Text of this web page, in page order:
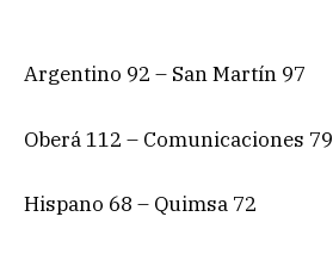
Argentino 92 – San Martín 97
Oberá 112 – Comunicaciones 79
Hispano 68 – Quimsa 72